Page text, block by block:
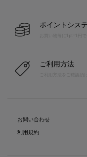
ポイントシス
お買い物毎に1pt=1円
ご利用方法
お問い合わせ
利用規約